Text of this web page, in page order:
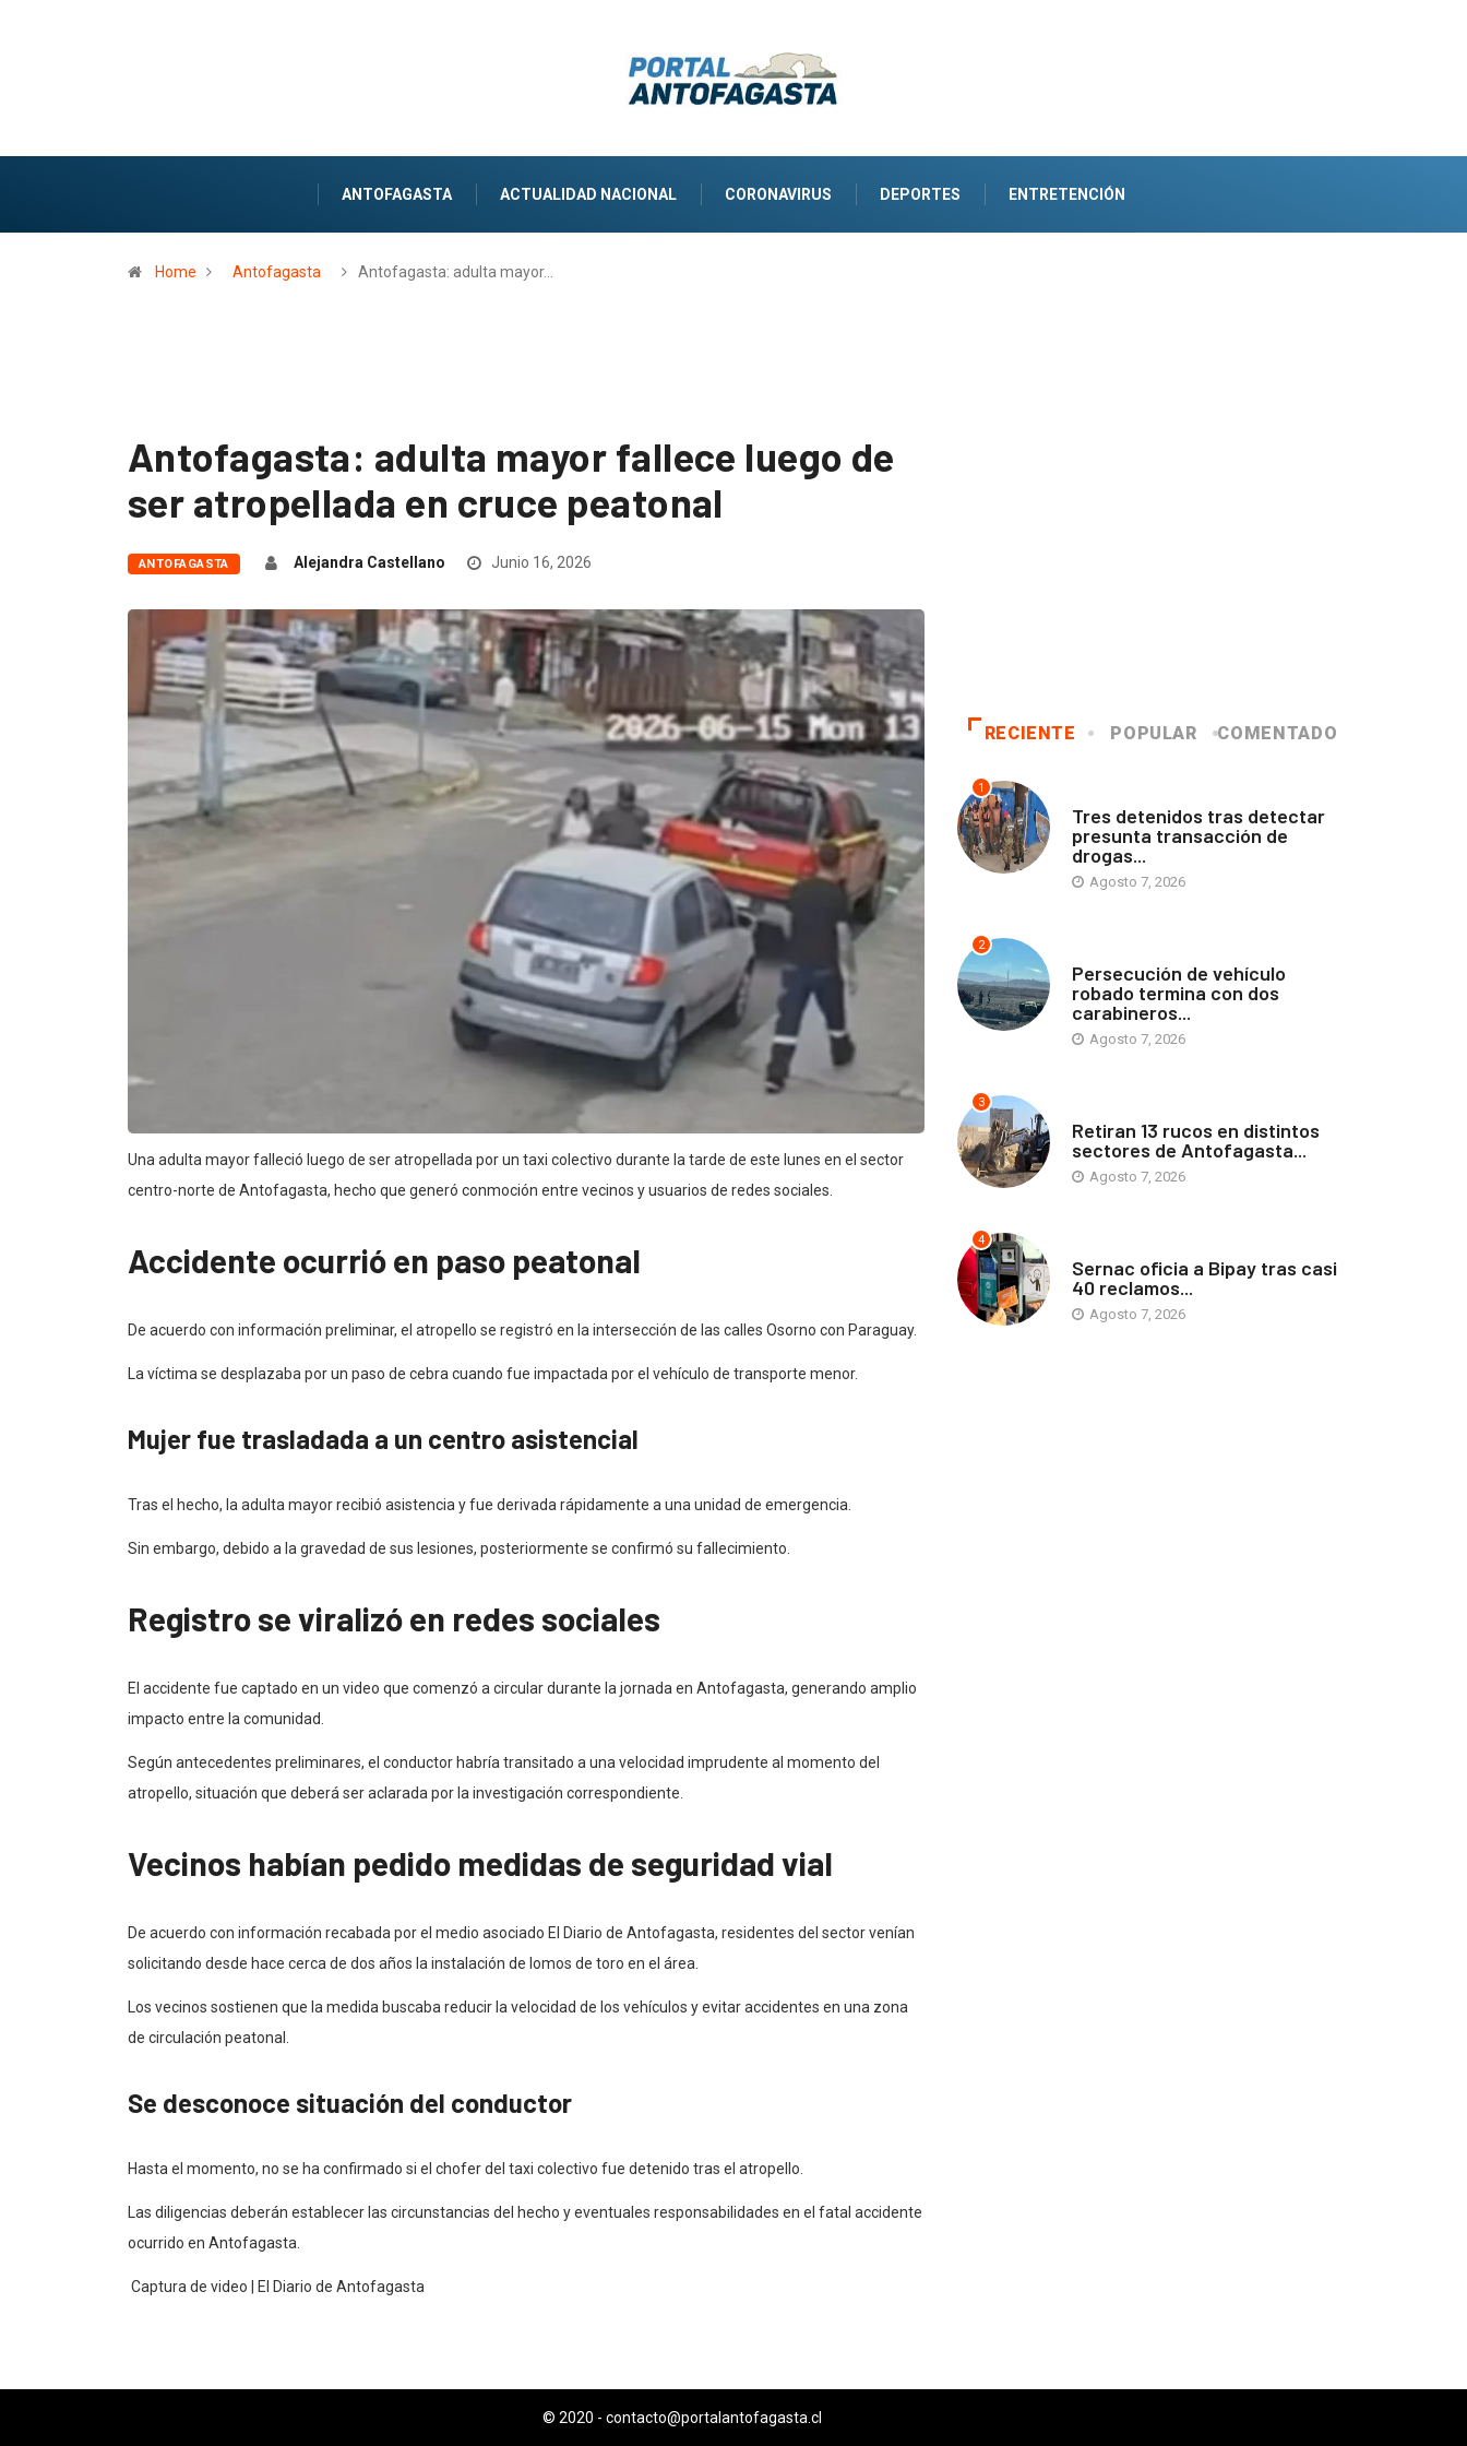
ANTOFAGASTA ACTUALIDAD NACIONAL CORONAVIRUS DEPORTES ENTRETENCIÓN
Home Antofagasta Antofagasta: adulta mayor…
Antofagasta: adulta mayor fallece luego de
ser atropellada en cruce peatonal
ANTOFAGASTA Alejandra Castellano Junio 16, 2026
Una adulta mayor falleció luego de ser atropellada por un taxi colectivo durante la tarde de este lunes en el sector
centro-norte de Antofagasta, hecho que generó conmoción entre vecinos y usuarios de redes sociales.
Accidente ocurrió en paso peatonal
De acuerdo con información preliminar, el atropello se registró en la intersección de las calles Osorno con Paraguay.
La víctima se desplazaba por un paso de cebra cuando fue impactada por el vehículo de transporte menor.
Mujer fue trasladada a un centro asistencial
Tras el hecho, la adulta mayor recibió asistencia y fue derivada rápidamente a una unidad de emergencia.
Sin embargo, debido a la gravedad de sus lesiones, posteriormente se confirmó su fallecimiento.
Registro se viralizó en redes sociales
El accidente fue captado en un video que comenzó a circular durante la jornada en Antofagasta, generando amplio
impacto entre la comunidad.
Según antecedentes preliminares, el conductor habría transitado a una velocidad imprudente al momento del
atropello, situación que deberá ser aclarada por la investigación correspondiente.
Vecinos habían pedido medidas de seguridad vial
De acuerdo con información recabada por el medio asociado El Diario de Antofagasta, residentes del sector venían
solicitando desde hace cerca de dos años la instalación de lomos de toro en el área.
Los vecinos sostienen que la medida buscaba reducir la velocidad de los vehículos y evitar accidentes en una zona
de circulación peatonal.
Se desconoce situación del conductor
Hasta el momento, no se ha confirmado si el chofer del taxi colectivo fue detenido tras el atropello.
Las diligencias deberán establecer las circunstancias del hecho y eventuales responsabilidades en el fatal accidente
ocurrido en Antofagasta.
Captura de video | El Diario de Antofagasta
RECIENTE POPULAR COMENTADO
1
Tres detenidos tras detectar
presunta transacción de
drogas...
Agosto 7, 2026
2
Persecución de vehículo
robado termina con dos
carabineros...
Agosto 7, 2026
3
Retiran 13 rucos en distintos
sectores de Antofagasta...
Agosto 7, 2026
4
Sernac oficia a Bipay tras casi
40 reclamos...
Agosto 7, 2026
© 2020 - contacto@portalantofagasta.cl